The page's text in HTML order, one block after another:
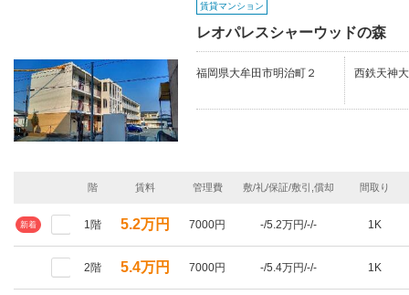
賃貸マンション
レオパレスシャーウッドの森
福岡県大牟田市明治町２ 西鉄天神
階 賃料 管理費 敷/礼/保証/敷引,償却 間取り
新着 1階 5.2万円 7000円 -/5.2万円/-/- 1K
2階 5.4万円 7000円 -/5.4万円/-/- 1K